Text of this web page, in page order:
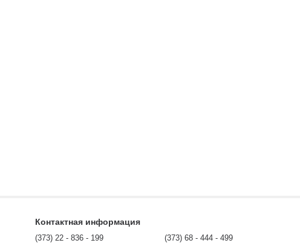
Контактная информация
(373) 22 - 836 - 199
(373) 68 - 444 - 499